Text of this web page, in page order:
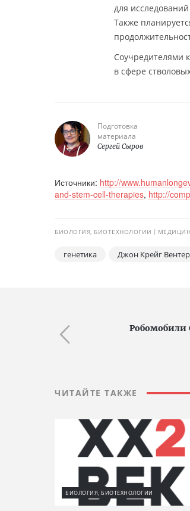
для
Также
Соучредителями
в сфере
Подготовка
материала
Сергей Сыров
Источники: http://
and-stem-cell-therapies, http://
БИОЛОГИЯ, БИОТЕХНОЛОГИИ
генетика Джон Крейг Вентер
Робомобили
ЧИТАЙТЕ ТАКЖЕ
БИОЛОГИЯ, БИОТЕХНОЛОГИИ